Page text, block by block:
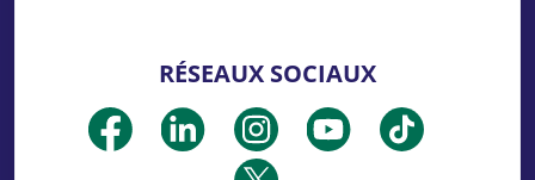
RÉSEAUX SOCIAUX